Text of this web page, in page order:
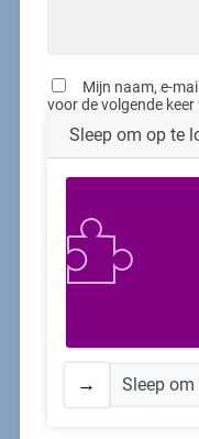
Mijn naam, e-
voor de volgende
Sleep om op te
Sleep